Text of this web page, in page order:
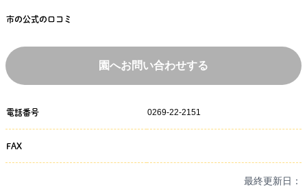
市の公式の口コミ
園へお問い合わせする
電話番号 0269-22-2151
FAX
最終更新日：